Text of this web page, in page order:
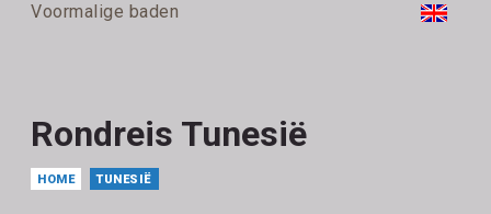
Voormalige baden
Rondreis Tunesië
HOME TUNESIË